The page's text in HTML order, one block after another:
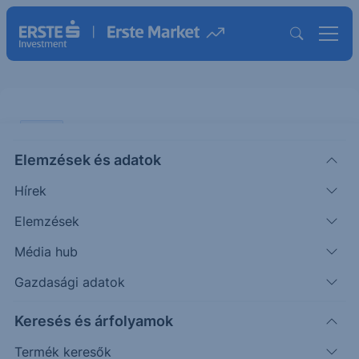
Elemzések és adatok
Hírek
Elemzések
Média hub
Gazdasági adatok
Keresés és árfolyamok
Termék keresők
jegybankárok
A kormányzati leállás véget ért, aminek eleinte
meg is örültek a befektetők. Múlt pénteken